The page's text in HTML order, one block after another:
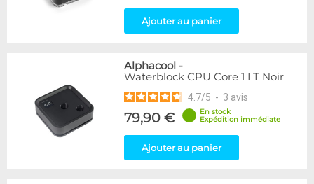
Ajouter au panier
Alphacool -
Waterblock CPU Core 1 LT Noir
4.7/5 - 3 avis
79,90 €
En stock
Expédition immédiate
Ajouter au panier